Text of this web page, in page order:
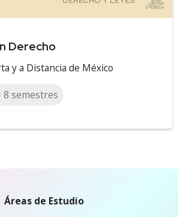
Derecho
y a Distancia de México
8 semestres
Áreas de Estudio